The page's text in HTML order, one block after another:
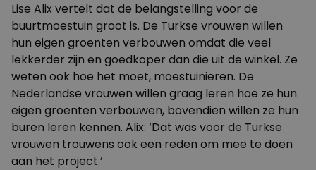
Lise Alix vertelt dat de belangstelling voor de
buurtmoestuin groot is. De Turkse vrouwen willen
hun eigen groenten verbouwen omdat die veel
lekkerder zijn en goedkoper dan die uit de winkel. Ze
weten ook hoe het moet, moestuinieren. De
Nederlandse vrouwen willen graag leren hoe ze hun
eigen groenten verbouwen, bovendien willen ze hun
buren leren kennen. Alix: ‘Dat was voor de Turkse
vrouwen trouwens ook een reden om mee te doen
aan het project.’